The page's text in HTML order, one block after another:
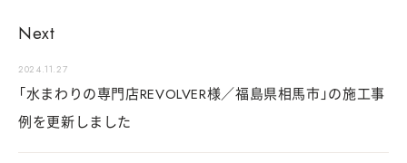
Next
2024.11.27
「水まわりの専門店REVOLVER様／福島県相馬市」の施工事
例を更新しました